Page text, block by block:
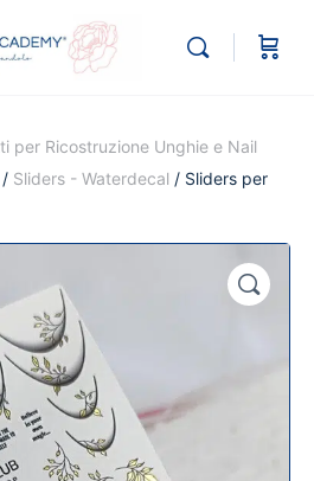
per Ricostruzione Unghie e Nail
/ Sliders - Waterdecal / Sliders per
🔍